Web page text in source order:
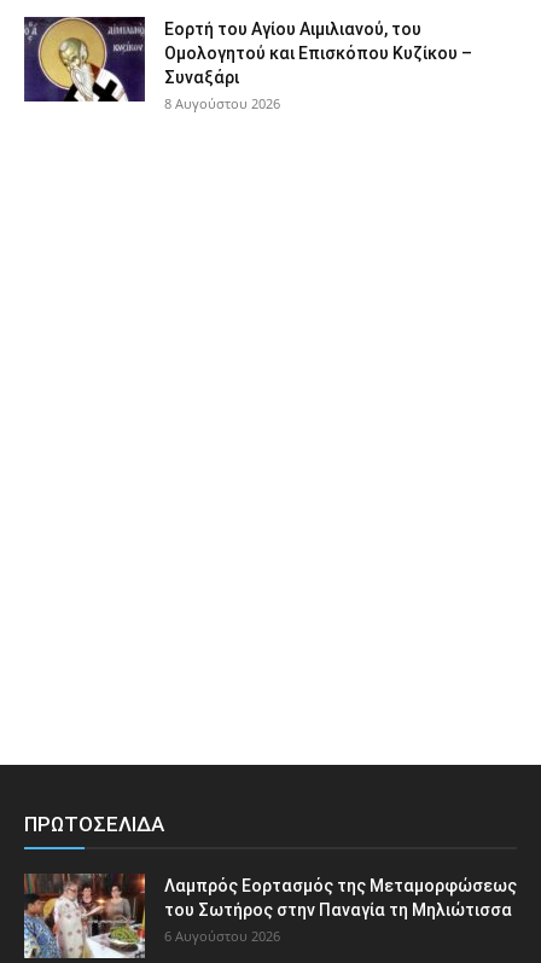
Εορτή του Αγίου Αιμιλιανού, του
Ομολογητού και Επισκόπου Κυζίκου –
Συναξάρι
8 Αυγούστου 2026
ΠΡΩΤΟΣΕΛΙΔΑ
Λαμπρός Εορτασμός της Μεταμορφώσεως
του Σωτήρος στην Παναγία τη Μηλιώτισσα
6 Αυγούστου 2026